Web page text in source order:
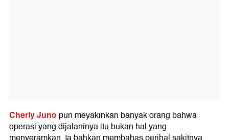
Cherly Junopun meyakinkan banyak orang bahwa
operasi yang dijalaninya itu bukan hal yang